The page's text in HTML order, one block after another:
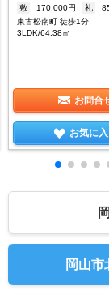
敷
170,000円 礼
東古松南町 徒歩1分
3LDK/64.38㎡
お問合
お気に入
岡山市